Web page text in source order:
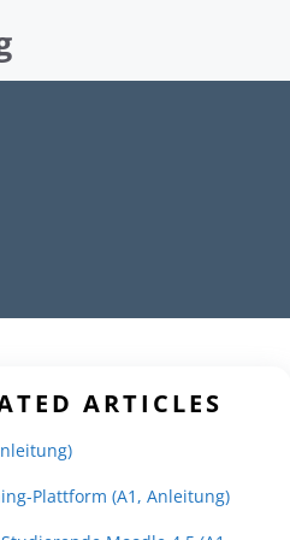
ARTICLES
Plattform (A1, Anleitung)